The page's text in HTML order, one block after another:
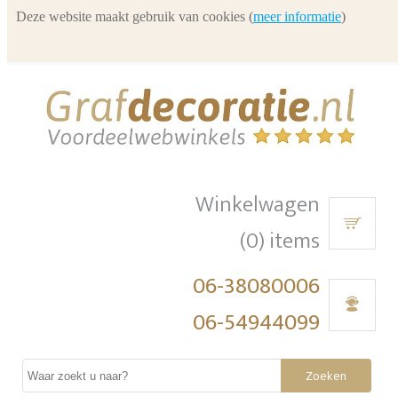
Winkelwagen
(0) items
06-38080006
06-54944099
Zoeken
Deze website maakt gebruik van cookies (meer informatie)